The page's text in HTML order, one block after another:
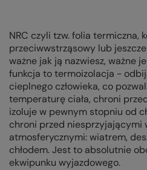
NRC czyli tzw. folia termiczna,
przeciwwstrząsowy lub
ważne jak ją nazwiesz, ważne
funkcja to termoizolacja -
cieplnego człowieka, co
temperaturę ciała, chroni
izoluje w pewnym stopniu od
chroni przed niesprzyjającymi
atmosferycznymi: wiatrem,
chłodem. Jest to absolutnie
ekwipunku wyjazdowego.